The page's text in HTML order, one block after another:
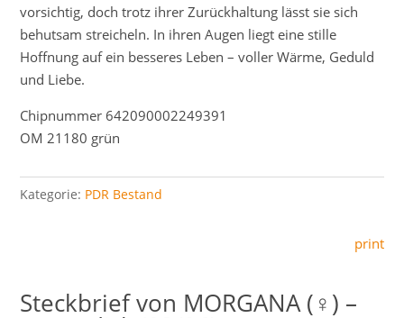
vorsichtig, doch trotz ihrer Zurückhaltung lässt sie sich
behutsam streicheln. In ihren Augen liegt eine stille
Hoffnung auf ein besseres Leben – voller Wärme, Geduld
und Liebe.
Chipnummer 642090002249391
OM 21180 grün
Kategorie: PDR Bestand
print
MORGANA (♀) –